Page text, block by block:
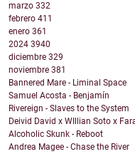
marzo 332
febrero 411
enero 361
2024 3940
diciembre 329
noviembre 381
Bannered Mare - Liminal Space
Samuel Acosta - Benjamín
Rivereign - Slaves to the System
Deivid David x WIllian Soto x
Alcoholic Skunk - Reboot
Andrea Magee - Chase the River